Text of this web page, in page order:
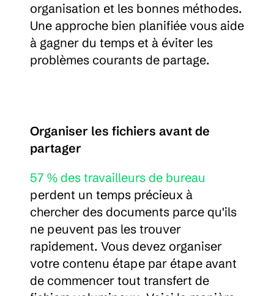
organisation et les bonnes méthodes.
Une approche bien planifiée vous aide
à gagner du temps et à éviter les
problèmes courants de partage.
Organiser les fichiers avant de
partager
57 % des travailleurs de bureau
perdent un temps précieux à
chercher des documents parce qu'ils
ne peuvent pas les trouver
rapidement. Vous devez organiser
votre contenu étape par étape avant
de commencer tout transfert de